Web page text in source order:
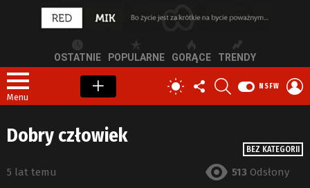
OSTATNIE POPULARNE GORĄCE TRENDY
Menu
PRZEŁĄCZ
SKÓRKĘ
OBSERWUJ
NAS
NSFW
BEZ KATEGORII
Dobry człowiek
5 lat temu 513 Odsłony